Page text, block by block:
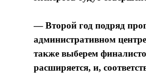
— Второй год подряд
административном
также выберем
расширяется, и,